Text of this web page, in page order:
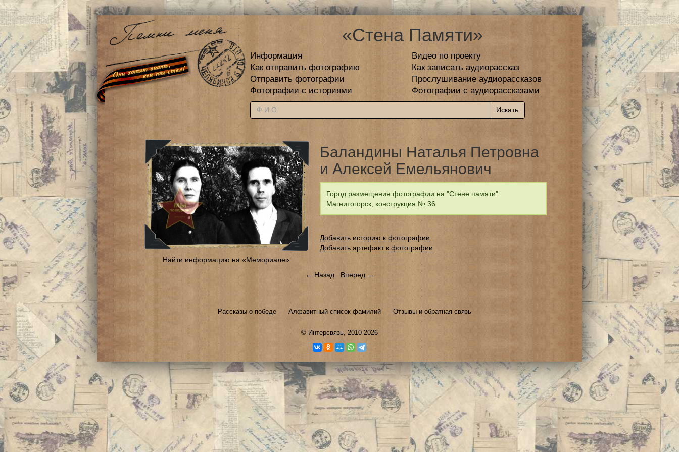
«Стена Памяти»
Информация
Видео по проекту
Как отправить фотографию
Как записать аудиорассказ
Отправить фотографии
Прослушивание аудиорассказов
Фотографии с историями
Фотографии с аудиорассказами
Найти информацию на «Мемориале»
Баландины Наталья Петровна
и Алексей Емельянович
Город размещения фотографии на "Стене памяти":
Магнитогорск, конструкция № 36
Добавить историю к фотографии
Добавить артефакт к фотографии
← Назад Вперед →
Рассказы о победе Алфавитный список фамилий Отзывы и обратная связь
© Интерсвязь, 2010-2026